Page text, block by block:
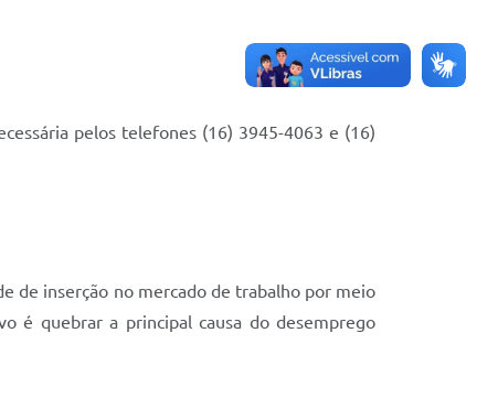
pelos telefones (16) 3945-4063 e (16)
de inserção no mercado de trabalho por meio
é quebrar a principal causa do desemprego